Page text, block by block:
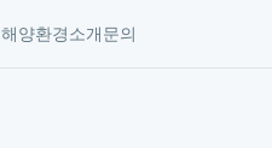
해양환경소개문의